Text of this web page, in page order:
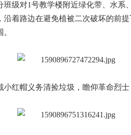
级对1号教学楼附近绿化带、水系
着路边在避免植被二次破坏的前
红帽义务清捡垃圾，瞻仰革命烈士